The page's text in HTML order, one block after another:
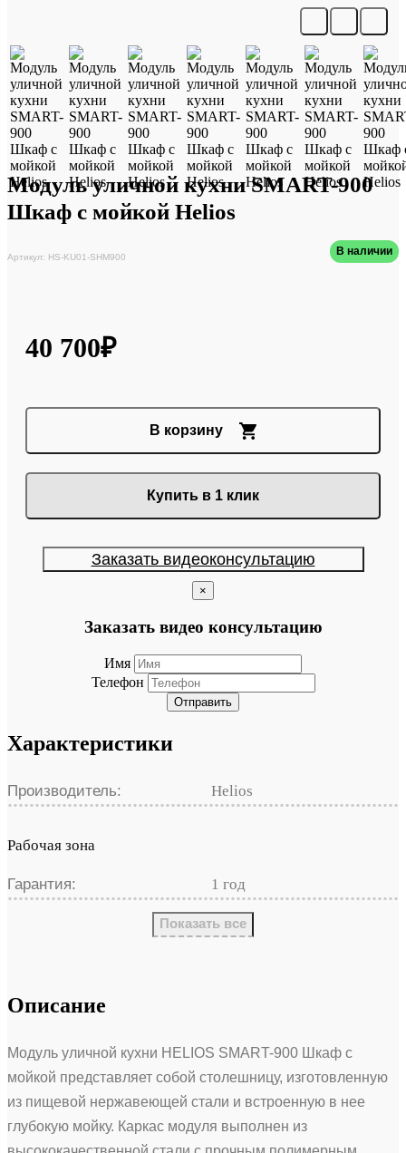
Модуль уличной кухни SMART-900
Шкаф с мойкой Helios
Артикул: HS-KU01-SHM900 В наличии
40 700₽
В корзину
Купить в 1 клик
Заказать видеоконсультацию
×
Заказать видео консультацию
Имя
Телефон
Отправить
Характеристики
Производитель: Helios
Рабочая зона
Гарантия: 1 год
Показать все
Описание
Модуль уличной кухни HELIOS SMART-900 Шкаф с
мойкой представляет собой столешницу, изготовленную
из пищевой нержавеющей стали и встроенную в нее
глубокую мойку. Каркас модуля выполнен из